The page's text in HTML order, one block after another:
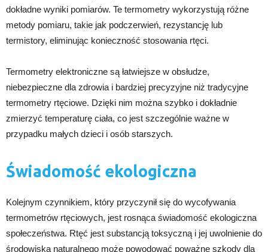
dokładne wyniki pomiarów. Te termometry wykorzystują różne
metody pomiaru, takie jak podczerwień, rezystancję lub
termistory, eliminując konieczność stosowania rtęci.
Termometry elektroniczne są łatwiejsze w obsłudze,
niebezpieczne dla zdrowia i bardziej precyzyjne niż tradycyjne
termometry rtęciowe. Dzięki nim można szybko i dokładnie
zmierzyć temperaturę ciała, co jest szczególnie ważne w
przypadku małych dzieci i osób starszych.
Świadomość ekologiczna
Kolejnym czynnikiem, który przyczynił się do wycofywania
termometrów rtęciowych, jest rosnąca świadomość ekologiczna
społeczeństwa. Rtęć jest substancją toksyczną i jej uwolnienie do
środowiska naturalnego może powodować poważne szkody dla